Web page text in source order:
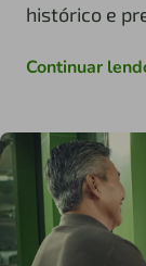
histórico e
Continuar